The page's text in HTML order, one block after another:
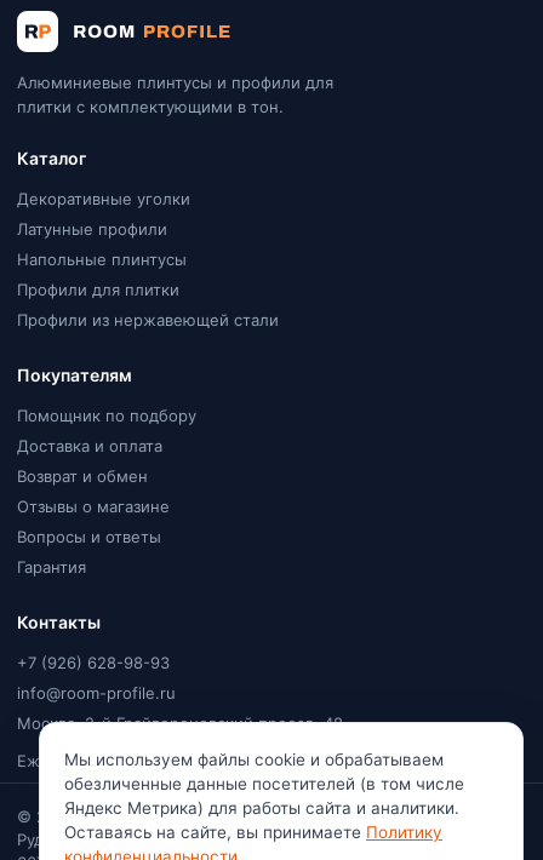
Алюминиевые плинтусы и профили для
плитки с комплектующими в тон.
Каталог
Декоративные уголки
Латунные профили
Напольные плинтусы
Профили для плитки
Профили из нержавеющей стали
Покупателям
Помощник по подбору
Доставка и оплата
Возврат и обмен
Отзывы о магазине
Вопросы и ответы
Гарантия
Контакты
+7 (926) 628-98-93
info@room-profile.ru
Москва, 2-й Грайвороновский проезд, 48
Ежедневно, 9:00–20:00
© 2026Room Profile. Все права защищены. Ваулин Константин
Рудольфович · Самозанятый (плательщик НПД) · ИНН
Мы используем файлы cookie и обрабатываем
обезличенные данные посетителей (в том числе
Яндекс Метрика) для работы сайта и аналитики.
Оставаясь на сайте, вы принимаете Политику